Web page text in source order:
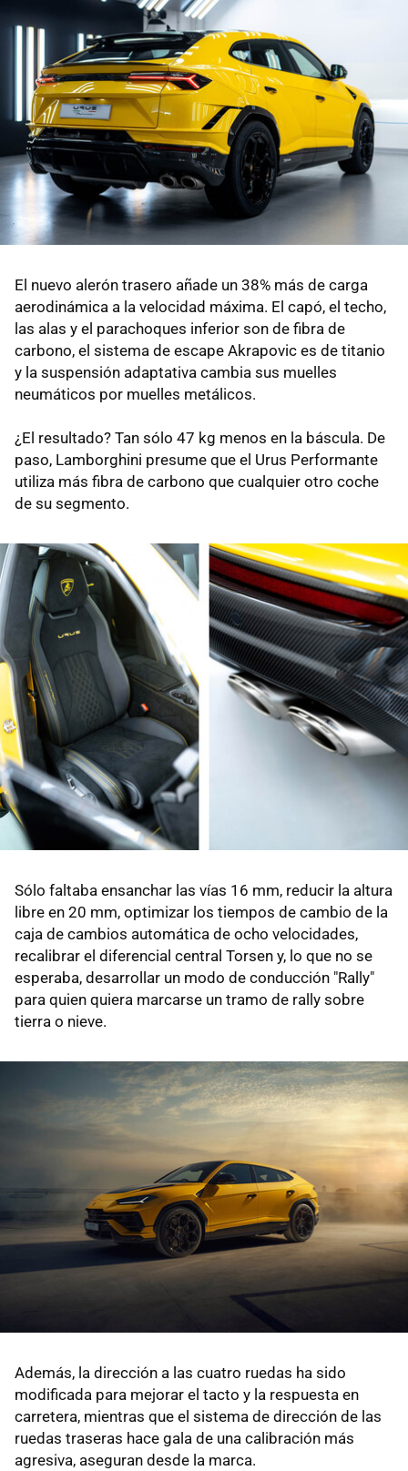
El nuevo alerón trasero añade un 38% más de carga
aerodinámica a la velocidad máxima. El capó, el techo,
las alas y el parachoques inferior son de fibra de
carbono, el sistema de escape Akrapovic es de titanio
y la suspensión adaptativa cambia sus muelles
neumáticos por muelles metálicos.
¿El resultado? Tan sólo 47 kg menos en la báscula. De
paso, Lamborghini presume que el Urus Performante
utiliza más fibra de carbono que cualquier otro coche
de su segmento.
Sólo faltaba ensanchar las vías 16 mm, reducir la altura
libre en 20 mm, optimizar los tiempos de cambio de la
caja de cambios automática de ocho velocidades,
recalibrar el diferencial central Torsen y, lo que no se
esperaba, desarrollar un modo de conducción "Rally"
para quien quiera marcarse un tramo de rally sobre
tierra o nieve.
Además, la dirección a las cuatro ruedas ha sido
modificada para mejorar el tacto y la respuesta en
carretera, mientras que el sistema de dirección de las
ruedas traseras hace gala de una calibración más
agresiva, aseguran desde la marca.